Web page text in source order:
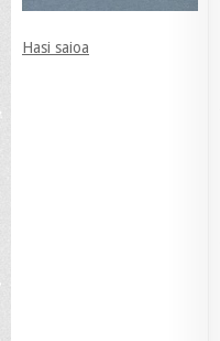
Hasi saioa